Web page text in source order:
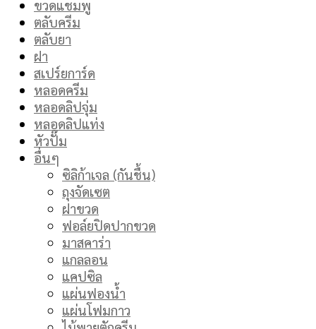
ขวดแชมพู
ตลับครีม
ตลับยา
ฝา
สเปร์ยการ์ด
หลอดครีม
หลอดลิปจุ่ม
หลอดลิปแท่ง
หัวปั๊ม
อื่นๆ
ซิลิก้าเจล (กันชื้น)
ถุงจัดเซต
ฝาขวด
ฟอล์ยปิดปากขวด
มาสคาร่า
แกลลอน
แคปซิล
แผ่นฟองน้ำ
แผ่นโฟมกาว